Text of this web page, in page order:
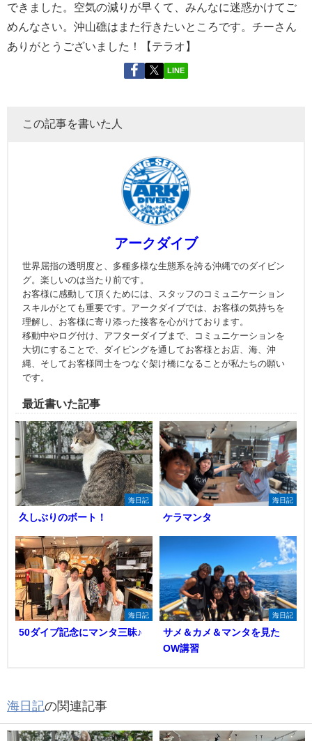
できました。空気の減りが早くて、みんなに迷惑かけてご
めんなさい。沖山礁はまた行きたいところです。チーさん
ありがとうございました！【テラオ】
LINE
この記事を書いた人
アークダイブ
世界屈指の透明度と、多種多様な生態系を誇る沖縄でのダイビン
グ。楽しいのは当たり前です。
お客様に感動して頂くためには、スタッフのコミュニケーション
スキルがとても重要です。アークダイブでは、お客様の気持ちを
理解し、お客様に寄り添った接客を心がけております。
移動中やログ付け、アフターダイブまで、コミュニケーションを
大切にすることで、ダイビングを通してお客様とお店、海、沖
縄、そしてお客様同士をつなぐ架け橋になることが私たちの願い
です。
最近書いた記事
海日記
久しぶりのボート！
海日記
ケラマンタ
海日記
50ダイブ記念にマンタ三昧♪
海日記
サメ＆カメ＆マンタを見た
OW講習
海日記の関連記事